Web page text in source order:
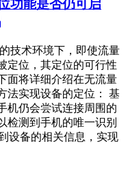
功能是否仍可启
技术环境下，即使流量
定位，其定位的可行性
面将详细介绍在无流量
法实现设备的定位： 基
机仍会尝试连接周围的
检测到手机的唯一识别
设备的相关信息，实现